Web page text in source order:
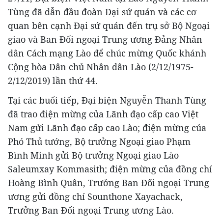
Tùng đã dẫn đầu đoàn Đại sứ quán và các cơ
quan bên cạnh Đại sứ quán đến trụ sở Bộ Ngoại
giao và Ban Đối ngoại Trung ương Đảng Nhân
dân Cách mạng Lào để chúc mừng Quốc khánh
Cộng hòa Dân chủ Nhân dân Lào (2/12/1975-
2/12/2019) lần thứ 44.
Tại các buổi tiếp, Đại biện Nguyễn Thanh Tùng
đã trao điện mừng của Lãnh đạo cấp cao Việt
Nam gửi Lãnh đạo cấp cao Lào; điện mừng của
Phó Thủ tướng, Bộ trưởng Ngoại giao Phạm
Bình Minh gửi Bộ trưởng Ngoại giao Lào
Saleumxay Kommasith; điện mừng của đồng chí
Hoàng Bình Quân, Trưởng Ban Đối ngoại Trung
ương gửi đồng chí Sounthone Xayachack,
Trưởng Ban Đối ngoại Trung ương Lào.